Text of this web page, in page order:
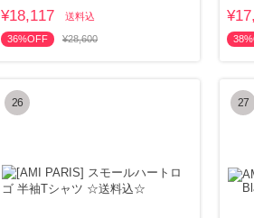
¥18,117 送料込
36%OFF ¥28,600
26 27